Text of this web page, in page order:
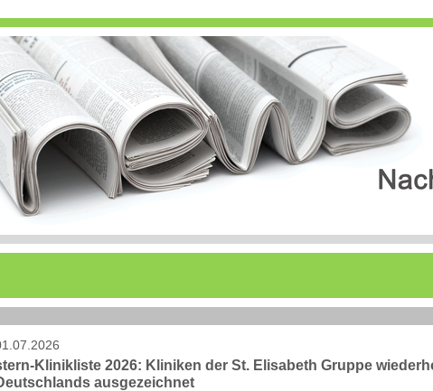
Klinikliste 2026: Kliniken der St. Elisabeth Gruppe
ausgezeichnet